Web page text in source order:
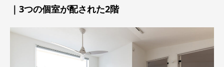
｜3つの個室が配された2階